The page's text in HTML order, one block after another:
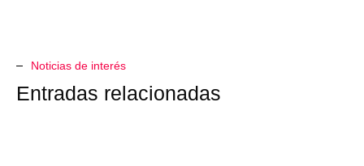
Noticias de interés
Entradas relacionadas